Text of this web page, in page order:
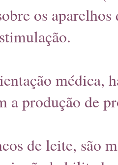
os aparelhos
médica,
a produção de
de leite, são